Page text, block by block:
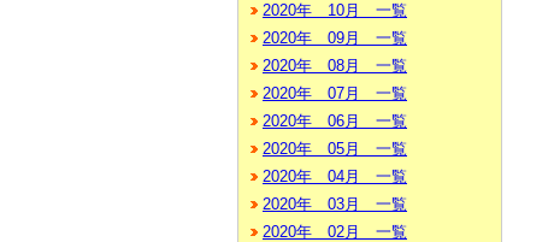
2020年 10月 一覧
2020年 09月 一覧
2020年 08月 一覧
2020年 07月 一覧
2020年 06月 一覧
2020年 05月 一覧
2020年 04月 一覧
2020年 03月 一覧
2020年 02月 一覧